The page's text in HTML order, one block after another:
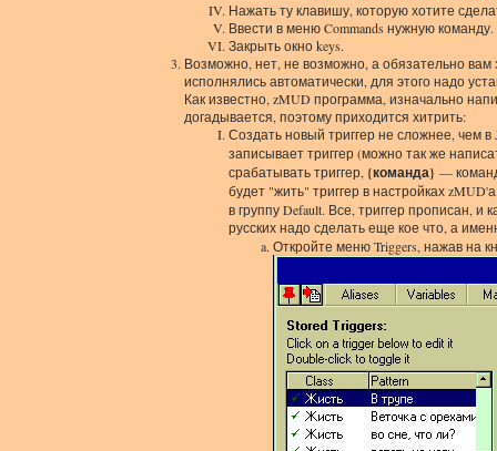
Нажать ту клавишу, которую хотите
Ввести в меню Commands нужную команду.
Закрыть окно keys.
Возможно, нет, не возможно, а обязательно
исполнялись автоматически, для этого надо
Как известно, zMUD программа, изначально
догадывается, поэтому приходится хитрить:
Создать новый триггер не сложнее, чем в
записывает триггер (можно так же
срабатывать триггер, {команда} —
будет "жить" триггер в настройках
в группу Default. Все, триггер прописан,
русских надо сделать еще кое что, а
Откройте меню Triggers, нажав на